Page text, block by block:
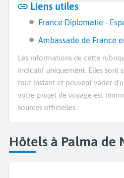
Liens utiles
France Diplomatie -
Ambassade de France
Les informations de cette
indicatif uniquement. Elles sont
tout instant et peuvent varier
votre projet de voyage est
sources officielles.
Hôtels à Palma de